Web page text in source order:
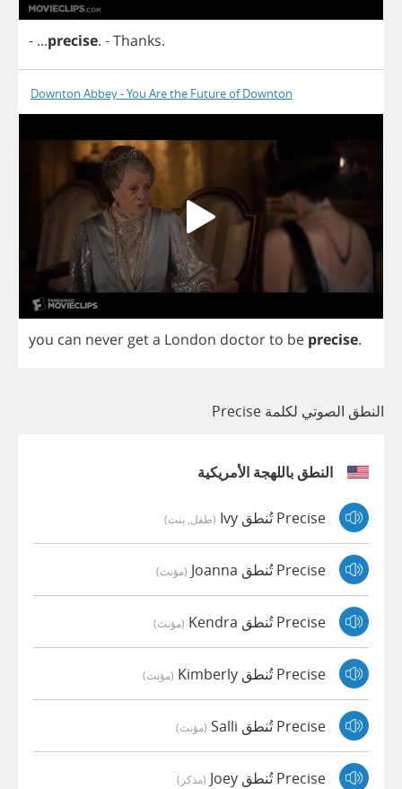
- ...precise. -Thanks.
Downton Abbey - You Are the Future of Downton
you can never geta London doctorto be precise.
النطق الصوتي لكلمة Precise
النطق باللهجة الأمريكية
Precise تُنطق Ivy (طفل, بنت)
Precise تُنطق Joanna (مؤنث)
Precise تُنطق Kendra (مؤنث)
Precise تُنطق Kimberly (مؤنث)
Precise تُنطق Salli (مؤنث)
Precise تُنطق Joey (مذكر)